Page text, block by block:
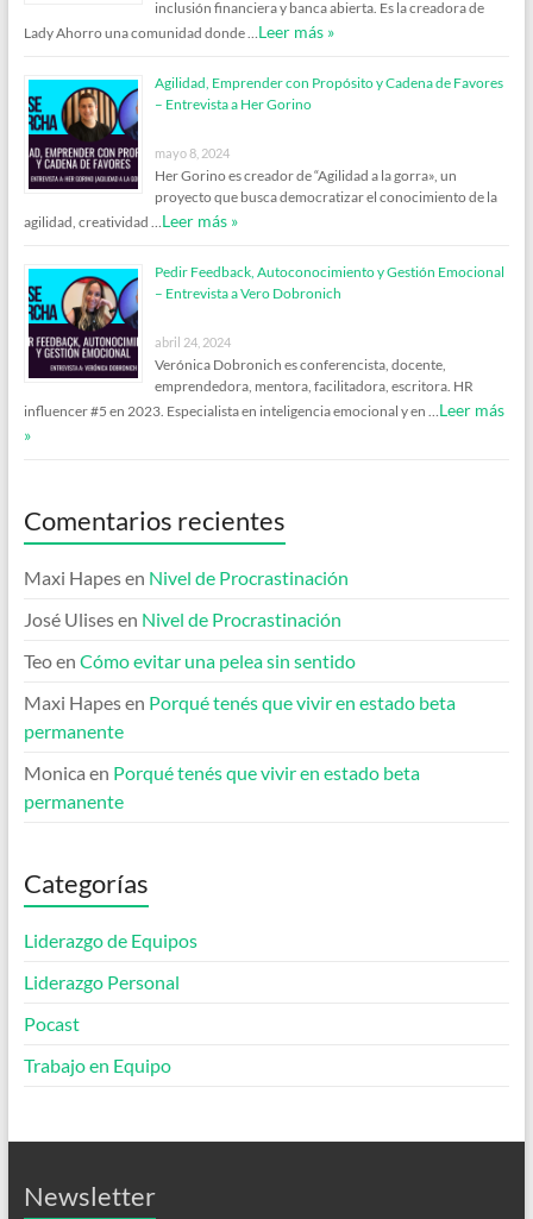
inclusión financiera y banca abierta. Es la creadora de
Lady Ahorro una comunidad donde … Leer más »
Agilidad, Emprender con Propósito y Cadena de Favores
– Entrevista a Her Gorino
mayo 8, 2024
Her Gorino es creador de “Agilidad a la gorra», un
proyecto que busca democratizar el conocimiento de la
agilidad, creatividad … Leer más »
Pedir Feedback, Autoconocimiento y Gestión Emocional
– Entrevista a Vero Dobronich
abril 24, 2024
Verónica Dobronich es conferencista, docente,
emprendedora, mentora, facilitadora, escritora. HR
influencer #5 en 2023. Especialista en inteligencia emocional y en … Leer más
»
Comentarios recientes
Maxi Hapesen Nivel de Procrastinación
José Ulisesen Nivel de Procrastinación
Teoen Cómo evitar una pelea sin sentido
Maxi Hapesen Porqué tenés que vivir en estado beta
permanente
Monica en Porqué tenés que vivir en estado beta
permanente
Categorías
Liderazgo de Equipos
Liderazgo Personal
Pocast
Trabajo en Equipo
Newsletter